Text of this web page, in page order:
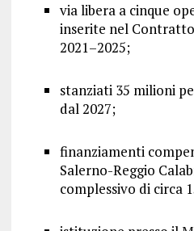
via libera a cinque
inserite nel
2021–2025;
stanziati 35 milioni
dal 2027;
finanziamenti
Salerno-Reggio
complessivo di circa